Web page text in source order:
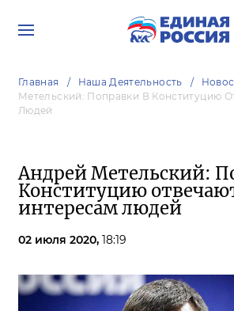
Главная Наша Деятельность
Метельский: Поправки В Конституцию
Людей
Андрей Метельский:
Конституцию
интересам людей
02 июля 2020, 18:19